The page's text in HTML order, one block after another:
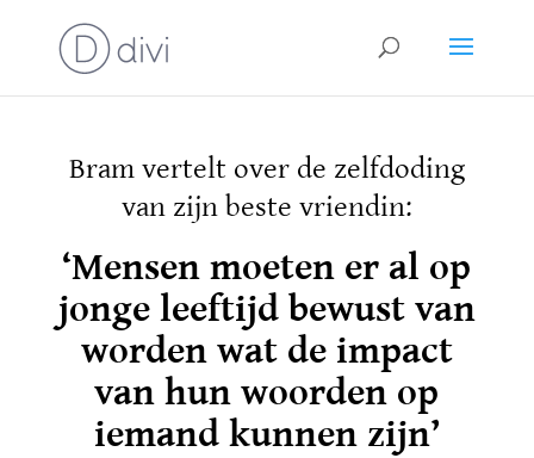
Bram vertelt over de zelfdoding
van zijn beste vriendin:
‘Mensen moeten er al op
jonge leeftijd bewust van
worden wat de impact
van hun woorden op
iemand kunnen zijn’